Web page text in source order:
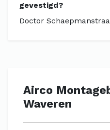
gevestigd?
Doctor
Airco
Waveren